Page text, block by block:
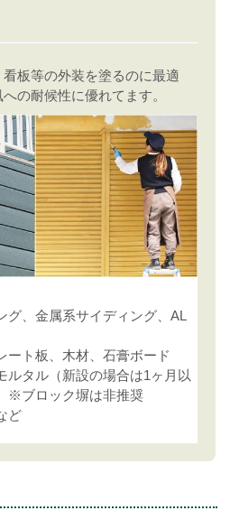
板等の外装を塗るのに最適
の耐候性に優れてます。
グ、金属系サイディング、AL
ート板、木材、石膏ボード
ルタル（新設の場合は1ヶ月以
※ブロック塀は非推奨
ど